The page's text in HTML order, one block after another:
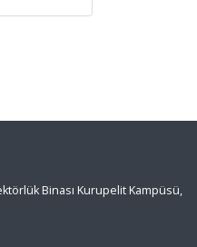
Binası Kurupelit Kampüsü,